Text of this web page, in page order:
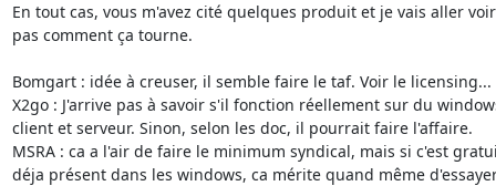
En tout cas, vous m'avez cité quelques produit et je vais aller
pas comment ça tourne.
Bomgart : idée à creuser, il semble faire le taf. Voir le licensing...
X2go : J'arrive pas à savoir s'il fonction réellement sur du
client et serveur. Sinon, selon les doc, il pourrait faire l'affaire.
MSRA : ca a l'air de faire le minimum syndical, mais si c'est
déja présent dans les windows, ca mérite quand même